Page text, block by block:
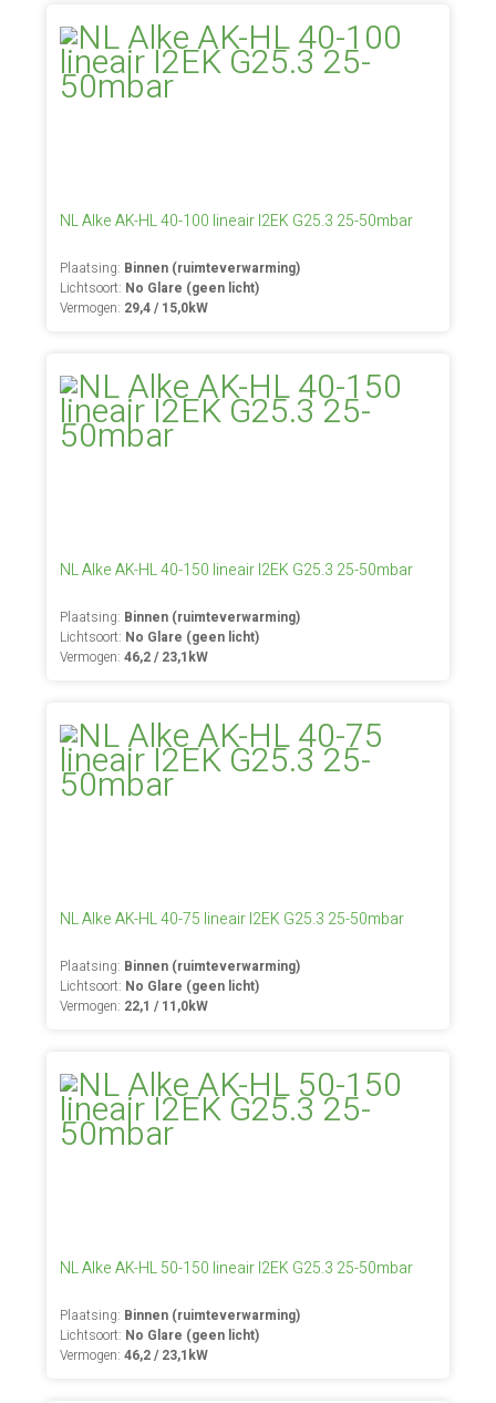
NL Alke AK-HL 40-100 lineair I2EK G25.3 25-50mbar
Plaatsing: Binnen (ruimteverwarming)
Lichtsoort: No Glare (geen licht)
Vermogen: 29,4 / 15,0kW
NL Alke AK-HL 40-150 lineair I2EK G25.3 25-50mbar
Plaatsing: Binnen (ruimteverwarming)
Lichtsoort: No Glare (geen licht)
Vermogen:46,2 / 23,1kW
NL Alke AK-HL 40-75 lineair I2EK G25.3 25-50mbar
Plaatsing: Binnen (ruimteverwarming)
Lichtsoort: No Glare (geen licht)
Vermogen: 22,1 / 11,0kW
NL Alke AK-HL 50-150 lineair I2EK G25.3 25-50mbar
Plaatsing: Binnen (ruimteverwarming)
Lichtsoort: No Glare (geen licht)
Vermogen:46,2 / 23,1kW